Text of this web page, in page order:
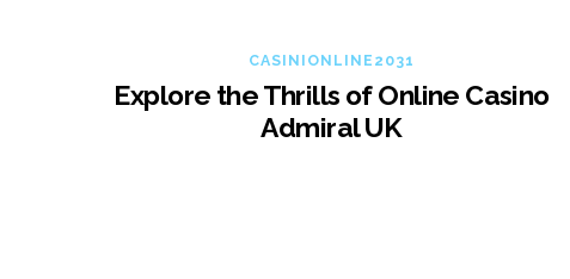
CASINIONLINE2031
Explore the Thrills of Online Casino
Admiral UK